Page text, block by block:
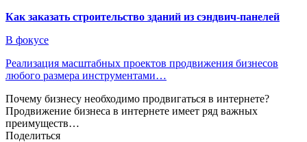
Как заказать строительство зданий из сэндвич-панелей
В фокусе
Реализация масштабных проектов продвижения бизнесов
любого размера инструментами…
Почему бизнесу необходимо продвигаться в интернете?
Продвижение бизнеса в интернете имеет ряд важных
преимуществ…
Поделиться